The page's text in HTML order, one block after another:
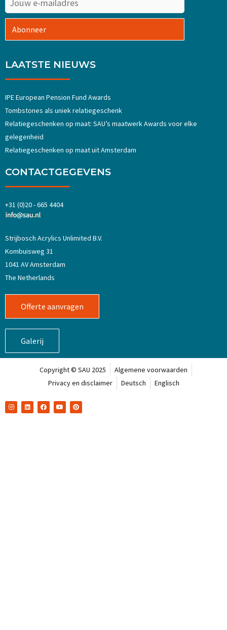
Abonneer
LAATSTE NIEUWS
IPE European Pension Fund Awards
Tombstones als uniek relatiegeschenk
Relatiegeschenken op maat: SAU’s maatwerk Awards voor elke
gelegenheid
Relatiegeschenken op maat uit Amsterdam
CONTACTGEGEVENS
+31 (0)20 - 665 4404
Strijbosch Acrylics Unlimited B.V.
Kombuisweg 31
1041 AV Amsterdam
The Netherlands
Offerte aanvragen
Galerij
Copyright © SAU 2025
Algemene voorwaarden
Privacy en disclaimer
Deutsch Englisch